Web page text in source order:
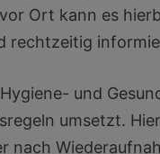
Ort kann es
rechtzeitig
und
umsetzt.